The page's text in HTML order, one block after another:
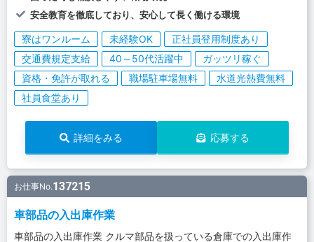
安全教育を徹底しており、安心して長く働ける環境
寮はワンルーム 未経験OK
正社員登用制度あり
交通費規定支給
40～50代活躍中
ガッツリ稼ぐ
資格・免許が取れる
職場駐車場無料
水道光熱費無料
社員食堂あり
詳細をみる 応募する
お仕事No.137215
車部品の入出庫作業
車部品の入出庫作業 クルマ部品を扱っている倉庫での入出庫作